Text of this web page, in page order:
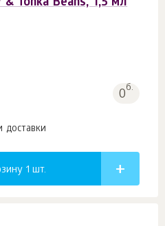
& Tonka Beans, 1,5 мл
0б.
1 шт.